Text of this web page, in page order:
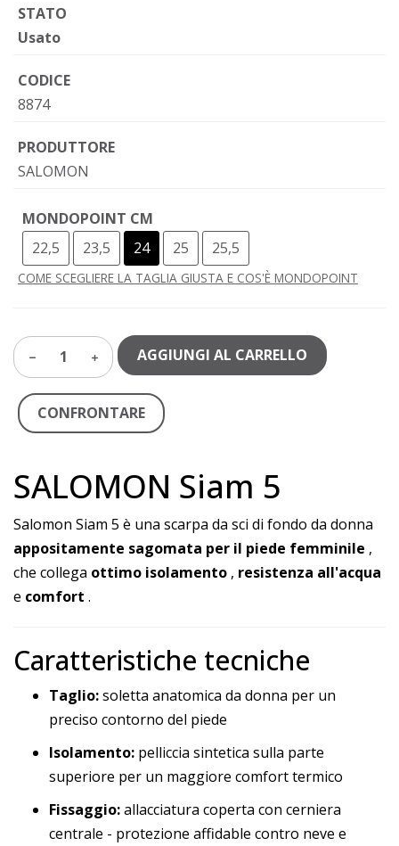
STATO
Usato
CODICE
8874
PRODUTTORE
SALOMON
MONDOPOINT CM
22,5
23,5 24 25 25,5
COME SCEGLIERE LA TAGLIA GIUSTA E COS'È MONDOPOINT
1 AGGIUNGI AL CARRELLO
CONFRONTARE
SALOMON Siam 5
Salomon Siam 5 è una scarpa da sci di fondo da donna
appositamente sagomata per il piede femminile ,
che collega ottimo isolamento , resistenza all'acqua
e comfort .
Caratteristiche tecniche
Taglio:soletta anatomica da donna per un
preciso contorno del piede
Isolamento: pelliccia sintetica sulla parte
superiore per un maggiore comfort termico
Fissaggio:allacciatura coperta con cerniera
centrale - protezione affidable contro neve e